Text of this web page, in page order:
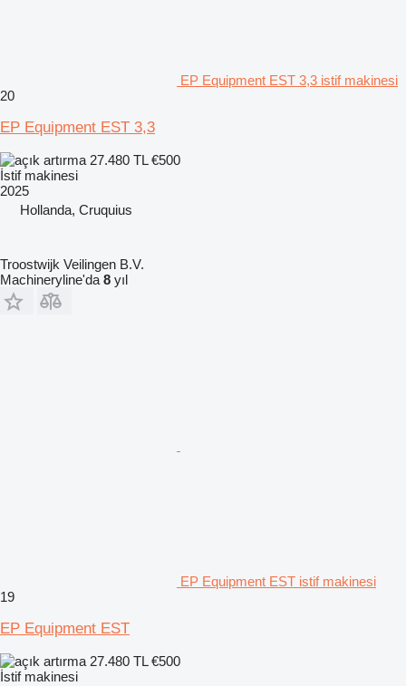
EP Equipment EST 3,3 istif makinesi
20
EP Equipment EST 3,3
27.480 TL€500
İstif makinesi
2025
Hollanda, Cruquius
Troostwijk Veilingen B.V.
Machineryline'da 8 yıl
EP Equipment EST istif makinesi
19
EP Equipment EST
27.480 TL€500
İstif makinesi